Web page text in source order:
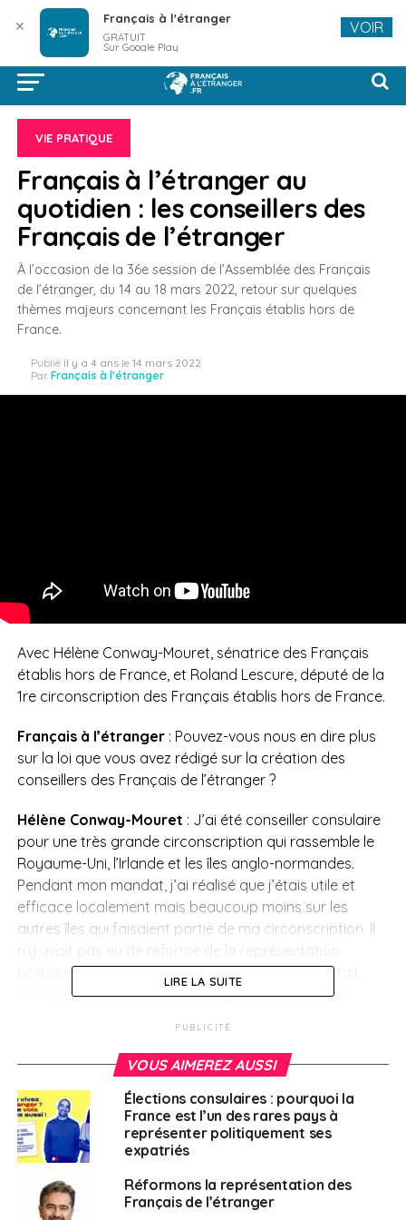
VIE PRATIQUE
Français à l’étranger au
quotidien : les conseillers des
Français de l’étranger
À l’occasion de la 36e session de l’Assemblée des Français
de l’étranger, du 14 au 18 mars 2022, retour sur quelques
thèmes majeurs concernant les Français établis hors de
France.
Publié il y a 4 ans le 14 mars 2022
Par Français à l'étranger
Avec Hélène Conway-Mouret, sénatrice des Français
établis hors de France, et Roland Lescure, député de la
1re circonscription des Français établis hors de France.
Français à l’étranger: Pouvez-vous nous en dire plus
sur la loi que vous avez rédigé sur la création des
conseillers des Français de l’étranger ?
Hélène Conway-Mouret : J’ai été conseiller consulaire
pour une très grande circonscription qui rassemble le
Royaume-Uni, l’Irlande et les îles anglo-normandes.
Pendant mon mandat, j’ai réalisé que j’étais utile et
efficace localement mais beaucoup moins sur les
autres îles qui faisaient partie de ma circonscription. Il
politique depuis 1982 avec Claude Cheysson. Il était
donc nécessaire de rééquilibrer la représentation
Français est passé de 460 000 à 1,6 million et la
répartition était complètement différente. Il y avait
besoin d’une représentation de proximité. En 2012, les
députés ont été élus et donc le monde était divisé avec
une représentation parlementaire. Il fallait un niveau
local qui n’existait pas avec des élus de proximité qui
serviraient de relais ou de lanceurs d’alerte. Ils
nourrissent et informent notre travail parlementaire. Il y
LIRE LA SUITE
PUBLICITÉ
VOUS AIMEREZ AUSSI
Élections consulaires : pourquoi la
France est l’un des rares pays à
représenter politiquement ses
expatriés
Réformons la représentation des
Français de l’étranger
✕ Français à l'étranger
GRATUIT
Sur Google Play
VOIR